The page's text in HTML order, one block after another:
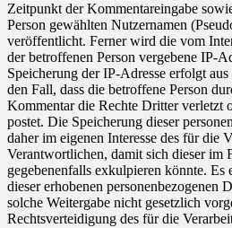
Zeitpunkt der Kommentareingabe
Person gewählten Nutzernamen
veröffentlicht. Ferner wird die vom
der betroffenen Person vergebene IP-
Speicherung der IP-Adresse erfolgt
den Fall, dass die betroffene Person
Kommentar die Rechte Dritter verletzt
postet. Die Speicherung dieser
daher im eigenen Interesse des für die
Verantwortlichen, damit sich dieser im
gegebenenfalls exkulpieren könnte. Es
dieser erhobenen personenbezogenen
solche Weitergabe nicht gesetzlich
Rechtsverteidigung des für die